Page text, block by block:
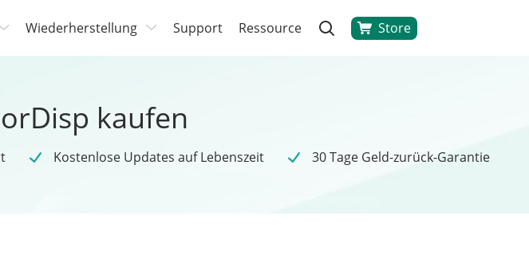
Wiederherstellung Support Ressource Store
kaufen
Kostenlose Updates auf Lebenszeit 30 Tage Geld-zurück-Garantie